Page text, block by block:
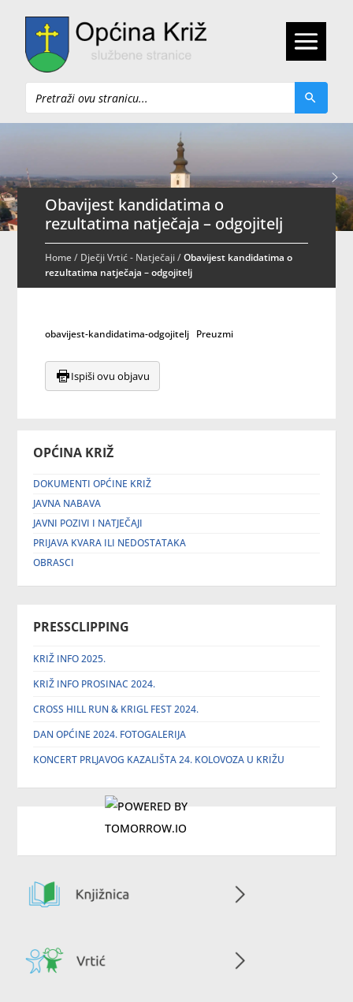
Pretraži
OPĆINA KRIŽ
DOKUMENTI OPĆINE KRIŽ
JAVNA NABAVA
JAVNI POZIVI I NATJEČAJI
PRIJAVA KVARA ILI NEDOSTATAKA
OBRASCI
PRESSCLIPPING
KRIŽ INFO 2025.
KRIŽ INFO PROSINAC 2024.
CROSS HILL RUN & KRIGL FEST 2024.
DAN OPĆINE 2024. FOTOGALERIJA
KONCERT PRLJAVOG KAZALIŠTA 24. KOLOVOZA U KRIŽU
Obavijest kandidatima o
rezultatima natječaja – odgojitelj
Home/ Dječji Vrtić - Natječaji/Obavijest kandidatima o
rezultatima natječaja – odgojitelj
obavijest-kandidatima-odgojitelj Preuzmi
Ispiši ovu objavu